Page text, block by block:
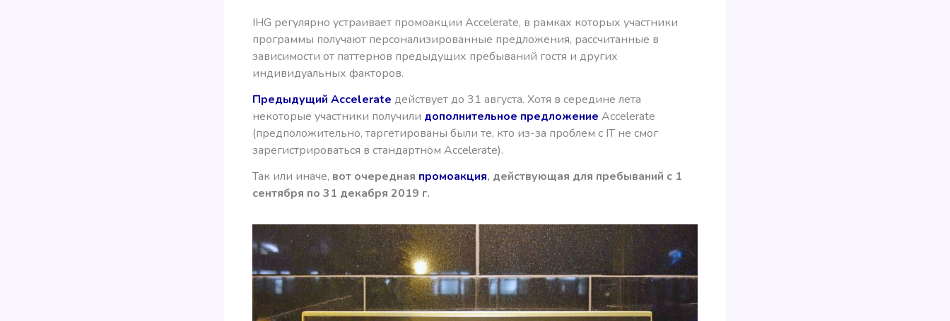
IHG регулярно устраивает промоакции Accelerate, в рамках которых участники
программы получают персонализированные предложения, рассчитанные в
зависимости от паттернов предыдущих пребываний гостя и других
индивидуальных факторов.
Предыдущий Accelerate действует до 31 августа. Хотя в середине лета
некоторые участники получили дополнительное предложение Accelerate
(предположительно, таргетированы были те, кто из-за проблем с IT не смог
зарегистрироваться в стандартном Accelerate).
Так или иначе, вот очередная промоакция, действующая для пребываний с 1
сентября по 31 декабря 2019 г.